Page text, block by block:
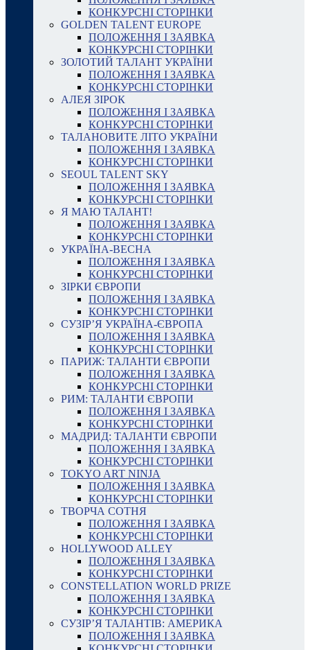
КОНКУРСНІ СТОРІНКИ
GOLDEN TALENT EUROPE
ПОЛОЖЕННЯ І ЗАЯВКА
КОНКУРСНІ СТОРІНКИ
ЗОЛОТИЙ ТАЛАНТ УКРАЇНИ
ПОЛОЖЕННЯ І ЗАЯВКА
КОНКУРСНІ СТОРІНКИ
АЛЕЯ ЗІРОК
ПОЛОЖЕННЯ І ЗАЯВКА
КОНКУРСНІ СТОРІНКИ
ТАЛАНОВИТЕ ЛІТО УКРАЇНИ
ПОЛОЖЕННЯ І ЗАЯВКА
КОНКУРСНІ СТОРІНКИ
SEOUL TALENT SKY
ПОЛОЖЕННЯ І ЗАЯВКА
КОНКУРСНІ СТОРІНКИ
Я МАЮ ТАЛАНТ!
ПОЛОЖЕННЯ І ЗАЯВКА
КОНКУРСНІ СТОРІНКИ
УКРАЇНА-ВЕСНА
ПОЛОЖЕННЯ І ЗАЯВКА
КОНКУРСНІ СТОРІНКИ
ЗІРКИ ЄВРОПИ
ПОЛОЖЕННЯ І ЗАЯВКА
КОНКУРСНІ СТОРІНКИ
СУЗІР’Я УКРАЇНА-ЄВРОПА
ПОЛОЖЕННЯ І ЗАЯВКА
КОНКУРСНІ СТОРІНКИ
ПАРИЖ: ТАЛАНТИ ЄВРОПИ
ПОЛОЖЕННЯ І ЗАЯВКА
КОНКУРСНІ СТОРІНКИ
РИМ: ТАЛАНТИ ЄВРОПИ
ПОЛОЖЕННЯ І ЗАЯВКА
КОНКУРСНІ СТОРІНКИ
МАДРИД: ТАЛАНТИ ЄВРОПИ
ПОЛОЖЕННЯ І ЗАЯВКА
КОНКУРСНІ СТОРІНКИ
TOKYO ART NINJA
ПОЛОЖЕННЯ І ЗАЯВКА
КОНКУРСНІ СТОРІНКИ
ТВОРЧА СОТНЯ
ПОЛОЖЕННЯ І ЗАЯВКА
КОНКУРСНІ СТОРІНКИ
HOLLYWOOD ALLEY
ПОЛОЖЕННЯ І ЗАЯВКА
КОНКУРСНІ СТОРІНКИ
CONSTELLATION WORLD PRIZE
ПОЛОЖЕННЯ І ЗАЯВКА
КОНКУРСНІ СТОРІНКИ
СУЗІР’Я ТАЛАНТІВ: АМЕРИКА
ПОЛОЖЕННЯ І ЗАЯВКА